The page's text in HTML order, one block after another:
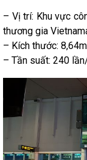
– Vị trí: Khu vực
thương gia
– Kích thước:
– Tần suất: 240